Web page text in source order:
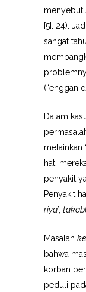
menyebut
[5]: 24).
sangat
(“enggan
Dalam
melainkan ‘
hati
penyakit
Penyakit
riya’
Masalah
bahwa
korban
peduli